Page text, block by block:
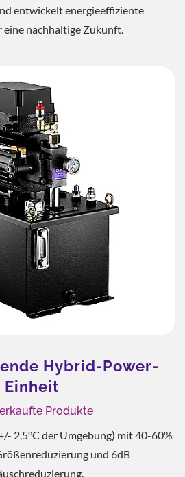
entwickelt energieeffiziente
eine nachhaltige Zukunft.
Kompakt, effizient und
Spritzguss,